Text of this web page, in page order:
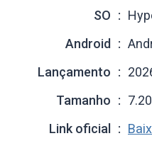
SO
Android
Lançamento
Tamanho
Link oficial